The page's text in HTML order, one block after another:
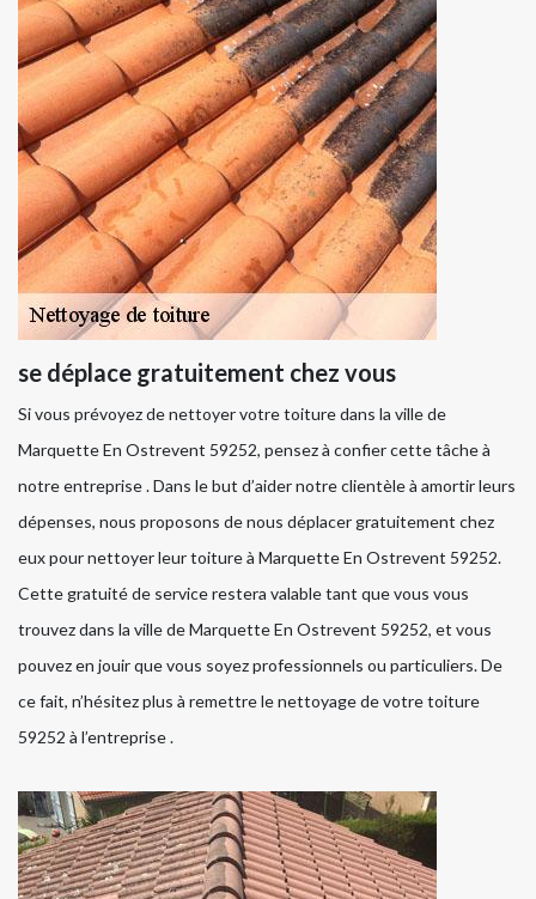
se déplace gratuitement chez vous
Si vous prévoyez de nettoyer votre toiture dans la ville de
Marquette En Ostrevent 59252, pensez à confier cette tâche à
notre entreprise . Dans le but d’aider notre clientèle à amortir leurs
dépenses, nous proposons de nous déplacer gratuitement chez
eux pour nettoyer leur toiture à Marquette En Ostrevent 59252.
Cette gratuité de service restera valable tant que vous vous
trouvez dans la ville de Marquette En Ostrevent 59252, et vous
pouvez en jouir que vous soyez professionnels ou particuliers. De
ce fait, n’hésitez plus à remettre le nettoyage de votre toiture
59252 à l’entreprise .